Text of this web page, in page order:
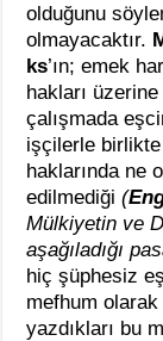
olduğunu
olmayacaktır.
ks’ın; emek
hakları
çalışmada
işçilerle
haklarında ne
edilmediği(
Mülkiyetin ve
aşağıladığı
hiç şüphesiz
mefhum
yazdıkları bu